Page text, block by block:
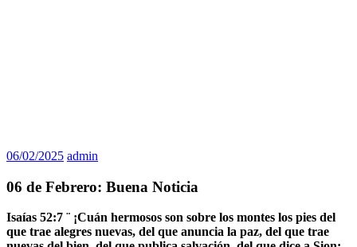
06/02/2025 admin
06 de Febrero: Buena Noticia
Isaías 52:7 ¨ ¡Cuán hermosos son sobre los montes los pies del
que trae alegres nuevas, del que anuncia la paz, del que trae